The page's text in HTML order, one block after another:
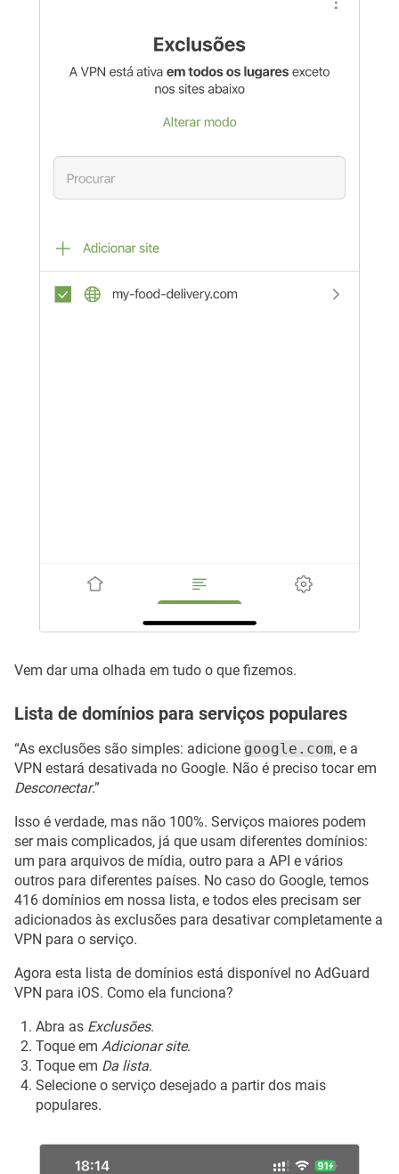
Vem dar uma olhada em tudo o que fizemos.
Lista de domínios para serviços populares
“As exclusões são simples: adicione google.com, e a
VPN estará desativada no Google. Não é preciso tocar em
Desconectar.”
Isso é verdade, mas não 100%. Serviços maiores podem
ser mais complicados, já que usam diferentes domínios:
um para arquivos de mídia, outro para a API e vários
outros para diferentes países. No caso do Google, temos
416 domínios em nossa lista, e todos eles precisam ser
adicionados às exclusões para desativar completamente a
VPN para o serviço.
Agora esta lista de domínios está disponível no AdGuard
VPN para iOS. Como ela funciona?
Abra as Exclusões.
Toque em Adicionar site.
Toque em Da lista.
Selecione o serviço desejado a partir dos mais
populares.